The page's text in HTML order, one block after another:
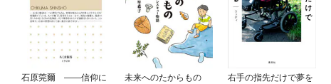
石原莞爾 ――信仰に
未来へのたからもの
右手の指先だけで夢を